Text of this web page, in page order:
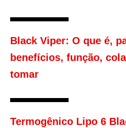
Black Viper: O que é,
benefícios, função,
tomar
Termogênico Lipo 6